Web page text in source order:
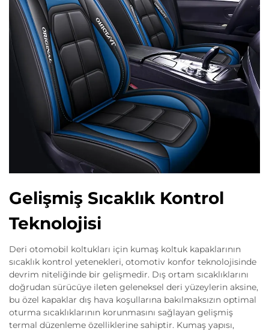
Gelişmiş Sıcaklık Kontrol
Teknolojisi
Deri otomobil koltukları için kumaş koltuk kapaklarının
sıcaklık kontrol yetenekleri, otomotiv konfor teknolojisinde
devrim niteliğinde bir gelişmedir. Dış ortam sıcaklıklarını
doğrudan sürücüye ileten geleneksel deri yüzeylerin aksine,
bu özel kapaklar dış hava koşullarına bakılmaksızın optimal
oturma sıcaklıklarının korunmasını sağlayan gelişmiş
termal düzenleme özelliklerine sahiptir. Kumaş yapısı,